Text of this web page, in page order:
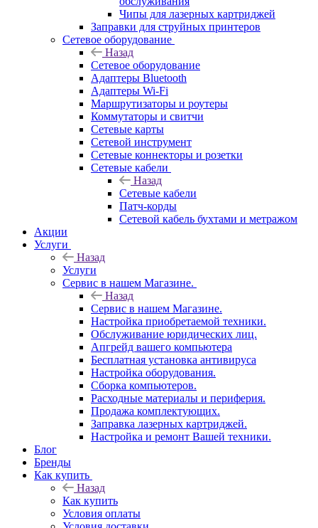
Чипы для лазерных картриджей
Заправки для струйных принтеров
Сетевое оборудование
Назад
Сетевое оборудование
Адаптеры Bluetooth
Адаптеры Wi-Fi
Маршрутизаторы и роутеры
Коммутаторы и свитчи
Сетевые карты
Сетевой инструмент
Сетевые коннекторы и розетки
Сетевые кабели
Назад
Сетевые кабели
Патч-корды
Сетевой кабель бухтами и метражом
Акции
Услуги
Назад
Услуги
Сервис в нашем Магазине.
Назад
Сервис в нашем Магазине.
Настройка приобретаемой техники.
Обслуживание юридических лиц.
Апгрейд вашего компьютера
Бесплатная установка антивируса
Настройка оборудования.
Сборка компьютеров.
Расходные материалы и периферия.
Продажа комплектующих.
Заправка лазерных картриджей.
Настройка и ремонт Вашей техники.
Блог
Бренды
Как купить
Назад
Как купить
Условия оплаты